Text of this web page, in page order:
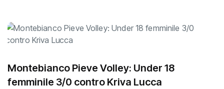
Montebianco Pieve Volley: Under 18
femminile 3/0 contro Kriva Lucca